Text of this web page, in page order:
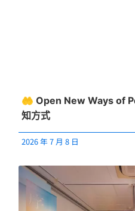
🤲 Open New Ways of
知方式
2026 年 7 月 8 日